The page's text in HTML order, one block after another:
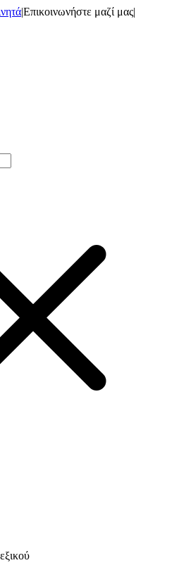
|Επικοινωνήστε μαζί μας|